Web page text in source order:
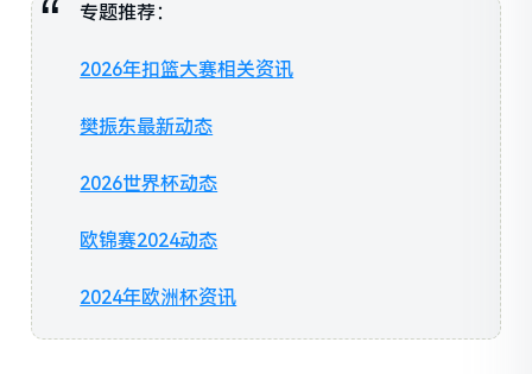
专题推荐：
2026年扣篮大赛相关资讯
樊振东最新动态
2026世界杯动态
欧锦赛2024动态
2024年欧洲杯资讯